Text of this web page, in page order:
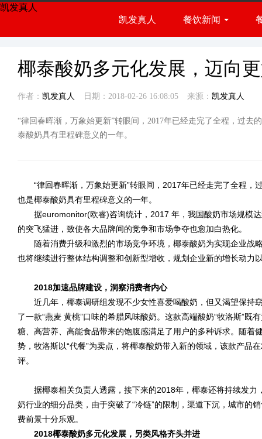
凯发真人
凯发真人
餐饮新闻
行业资讯
椰泰酸奶多元化发展，迈向
作者： 凯发真人 日期：2018-02-26 16:08:05 来源： 凯发真人
“律回春晖渐，万象始更新”转眼间，2017年已经走完了全程，过去
泰酸奶具有里程碑意义的一年。
“律回春晖渐，万象始更新”转眼间，2017年已经走完了全程，
也是椰泰酸奶具有里程碑意义的一年。
据euromonitor(欧睿)咨询统计，2017 年，我国酸奶市场规模达
的突飞猛进，致使各大品牌间的竞争和市场争夺也愈加白热化。
随着消费升级和激烈的市场竞争环境，椰泰酸奶为实现企业战
也将继续进行整体结构调整和创新型增收，规划企业新的增长动力
2018加速品牌建设，洞察消费者内心
近几年，椰泰调研组发现不少女性喜爱喝酸奶，但又渴望保持
了一款“燕麦 黄桃”口味的希腊风味酸奶。这款高端酸奶“牧洛斯”既
糖、高营养、高能食品带来的饱腹感满足了用户的多种诉求。随着
势，牧洛斯以“代餐”为卖点，将椰泰酸奶带入新的领域，该款产品
评。
据椰泰相关负责人透露，接下来的2018年，椰泰还将持续发力
奶行业的细分品类，由于突破了“冷链”的限制，渠道下沉，城市的
费前景十分乐观。
2018椰泰酸奶多元化发展，另类风格齐头并进